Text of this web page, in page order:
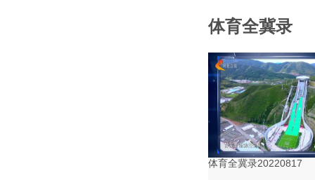
体育全冀录
体育全冀录20220817